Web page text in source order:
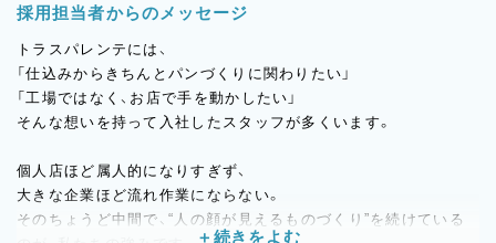
採用担当者からのメッセージ
トラスパレンテには、
「仕込みからきちんとパンづくりに関わりたい」
「工場ではなく、お店で手を動かしたい」
そんな想いを持って入社したスタッフが多くいます。
個人店ほど属人的になりすぎず、
大きな企業ほど流れ作業にならない。
そのちょうど中間で、“人の顔が見えるものづくり”を続けている